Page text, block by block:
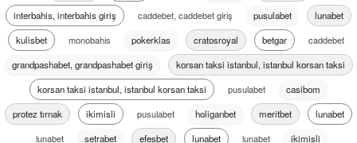
interbahis, interbahis giriş
caddebet, caddebet giriş pusulabet
lunabet
kulisbet
monobahis pokerklas cratosroyal betgar
caddebet
grandpashabet, grandpashabet giriş
korsan taksi istanbul, istanbul korsan taksi
korsan taksi istanbul, istanbul korsan taksi
pusulabet
casibom
protez tırnak
ikimisli pusulabet holiganbet meritbet
lunabet
lunabet
setrabet efesbet lunabet lunabet ikimisli